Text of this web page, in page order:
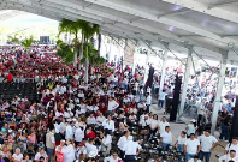
Mara Lezama afirmó:
y claro, hay rumbo, hay
hay una gran Presidenta
de México dio a
23 donde se da el informe y